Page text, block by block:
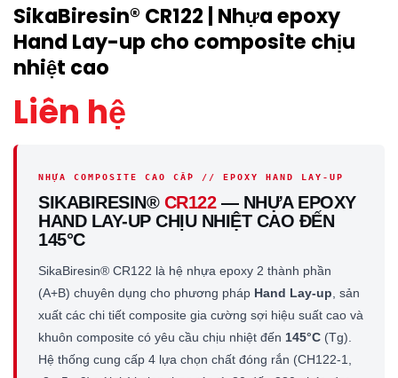
SikaBiresin® CR122 | Nhựa epoxy
Hand Lay-up cho composite chịu
nhiệt cao
Liên hệ
NHỰA COMPOSITE CAO CẤP // EPOXY HAND LAY-UP
SIKABIRESIN® CR122— NHỰA EPOXY
HAND LAY-UP CHỊU NHIỆT CAO ĐẾN
145°C
SikaBiresin® CR122 là hệ nhựa epoxy 2 thành phần
(A+B) chuyên dụng cho phương pháp Hand Lay-up , sản
xuất các chi tiết composite gia cường sợi hiệu suất cao và
khuôn composite có yêu cầu chịu nhiệt đến 145°C (Tg).
Hệ thống cung cấp 4 lựa chọn chất đóng rắn (CH122-1,